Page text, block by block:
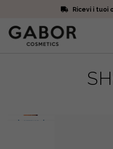
Ricevi i tuoi
Iscriviti alla Newsletter.
Ricevi i tuoi